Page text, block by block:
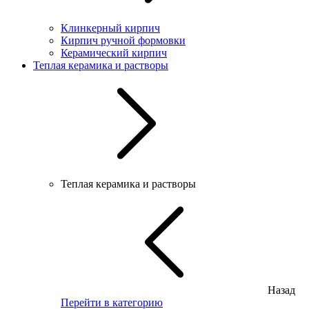
Клинкерный кирпич
Кирпич ручной формовки
Керамический кирпич
Теплая керамика и растворы
Теплая керамика и растворы
Назад
Перейти в категорию